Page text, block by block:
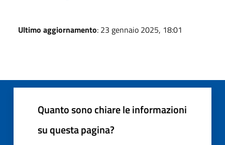
Ultimo aggiornamento: 23 gennaio 2025, 18:01
Quanto sono chiare le informazioni
su questa pagina?